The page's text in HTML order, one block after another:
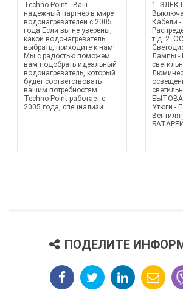
Techno Point - Ваш
надежный партнер в мире
водонагревателей с 2005
года Если вы не уверены,
какой водонагреватель
выбрать, приходите к нам!
Мы с радостью поможем
вам подобрать идеальный
водонагреватель, который
будет соответствовать
вашим потребностям.
Techno Point работает с
2005 года, специализи...
1.
Кабели
т.д. 2.
Лампы -
Утюги -
ПОДЕЛИТЕ